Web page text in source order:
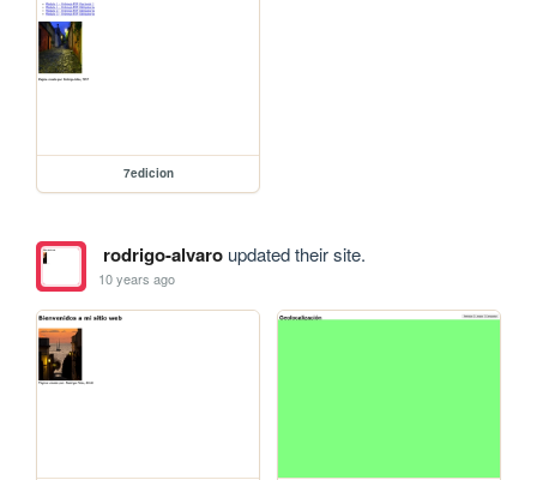
7edicion
rodrigo-alvaroupdated their site.
10 years ago